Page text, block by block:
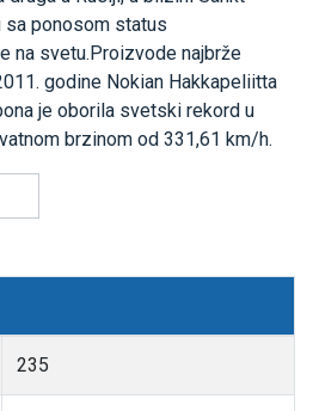
sa ponosom status
na svetu.Proizvode najbrže
godine Nokian Hakkapeliitta
je oborila svetski rekord u
brzinom od 331,61 km/h.
235